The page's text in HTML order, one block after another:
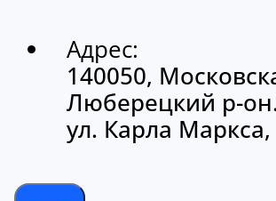
Адрес:
140050,
Люберецкий р-
ул. Карла Маркса,